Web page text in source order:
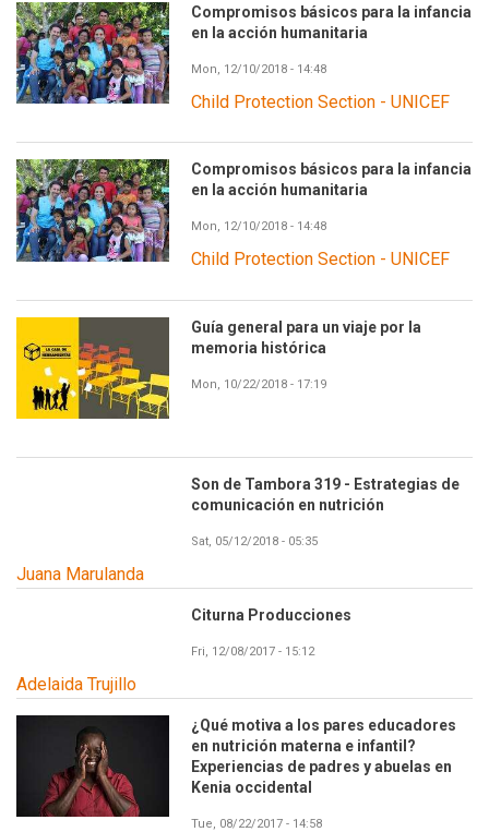
Compromisos básicos para la infancia
en la acción humanitaria
Mon, 12/10/2018 - 14:48
Child Protection Section - UNICEF
Compromisos básicos para la infancia
en la acción humanitaria
Mon, 12/10/2018 - 14:48
Child Protection Section - UNICEF
Guía general para un viaje por la
memoria histórica
Mon, 10/22/2018 - 17:19
Son de Tambora 319 - Estrategias de
comunicación en nutrición
Sat, 05/12/2018 - 05:35
Juana Marulanda
Citurna Producciones
Fri, 12/08/2017 - 15:12
Adelaida Trujillo
¿Qué motiva a los pares educadores
en nutrición materna e infantil?
Experiencias de padres y abuelas en
Kenia occidental
Tue, 08/22/2017 - 14:58